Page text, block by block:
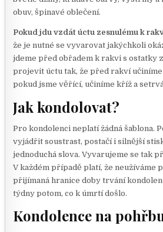
obuv, špinavé oblečení.
Pokud jdu vzdát úctu zesnulému k
že je nutné se vyvarovat jakýchkoli
jdeme před obřadem k rakvi s ostatky
projevit úctu tak, že před rakví
pokud jsme věřící, učiníme kříž a
Jak kondolovat?
Pro kondolenci neplatí žádná šablona.
vyjádřit soustrast, postačí i silnější
jednoduchá slova. Vyvarujeme se tak
V každém případě platí, že neužíváme
přijímaná hranice doby trvání
týdny potom, co k úmrtí došlo.
Kondolence na